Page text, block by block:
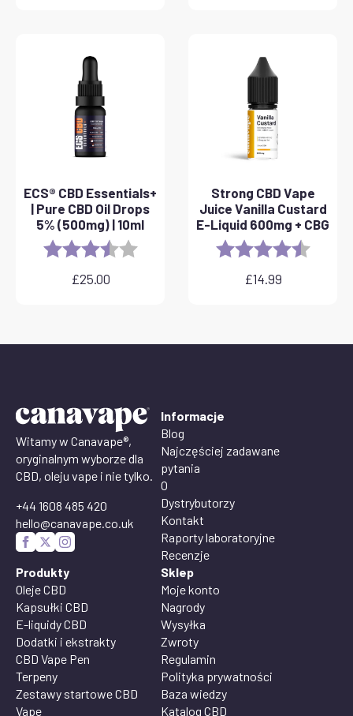
do
£40.00
ECS® CBD Essentials+
| Pure CBD Oil Drops
5% (500mg) | 10ml
Rating: 3.8 out of 5 stars
£25.00
Strong CBD Vape
Juice Vanilla Custard
E-Liquid 600mg + CBG
Rating: 4.6 out
£14.99
Witamy w Canavape®,
oryginalnym wyborze dla
CBD, oleju vape i nie tylko.
+44 1608 485 420
hello@canavape.co.uk
Informacje
Blog
Najczęściej zadawane
pytania
O
Dystrybutorzy
Kontakt
Raporty laboratoryjne
Recenzje
Produkty
Oleje CBD
Kapsułki CBD
E-liquidy CBD
Dodatki i ekstrakty
CBD Vape Pen
Terpeny
Zestawy startowe CBD
Vape
Sklep
Moje konto
Nagrody
Wysyłka
Zwroty
Regulamin
Polityka prywatności
Baza wiedzy
Katalog CBD